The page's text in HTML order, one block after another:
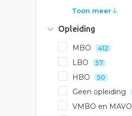
Toon meer
Opleiding
MBO 412
LBO 57
HBO 50
Geen opleiding
VMBO en MAVO